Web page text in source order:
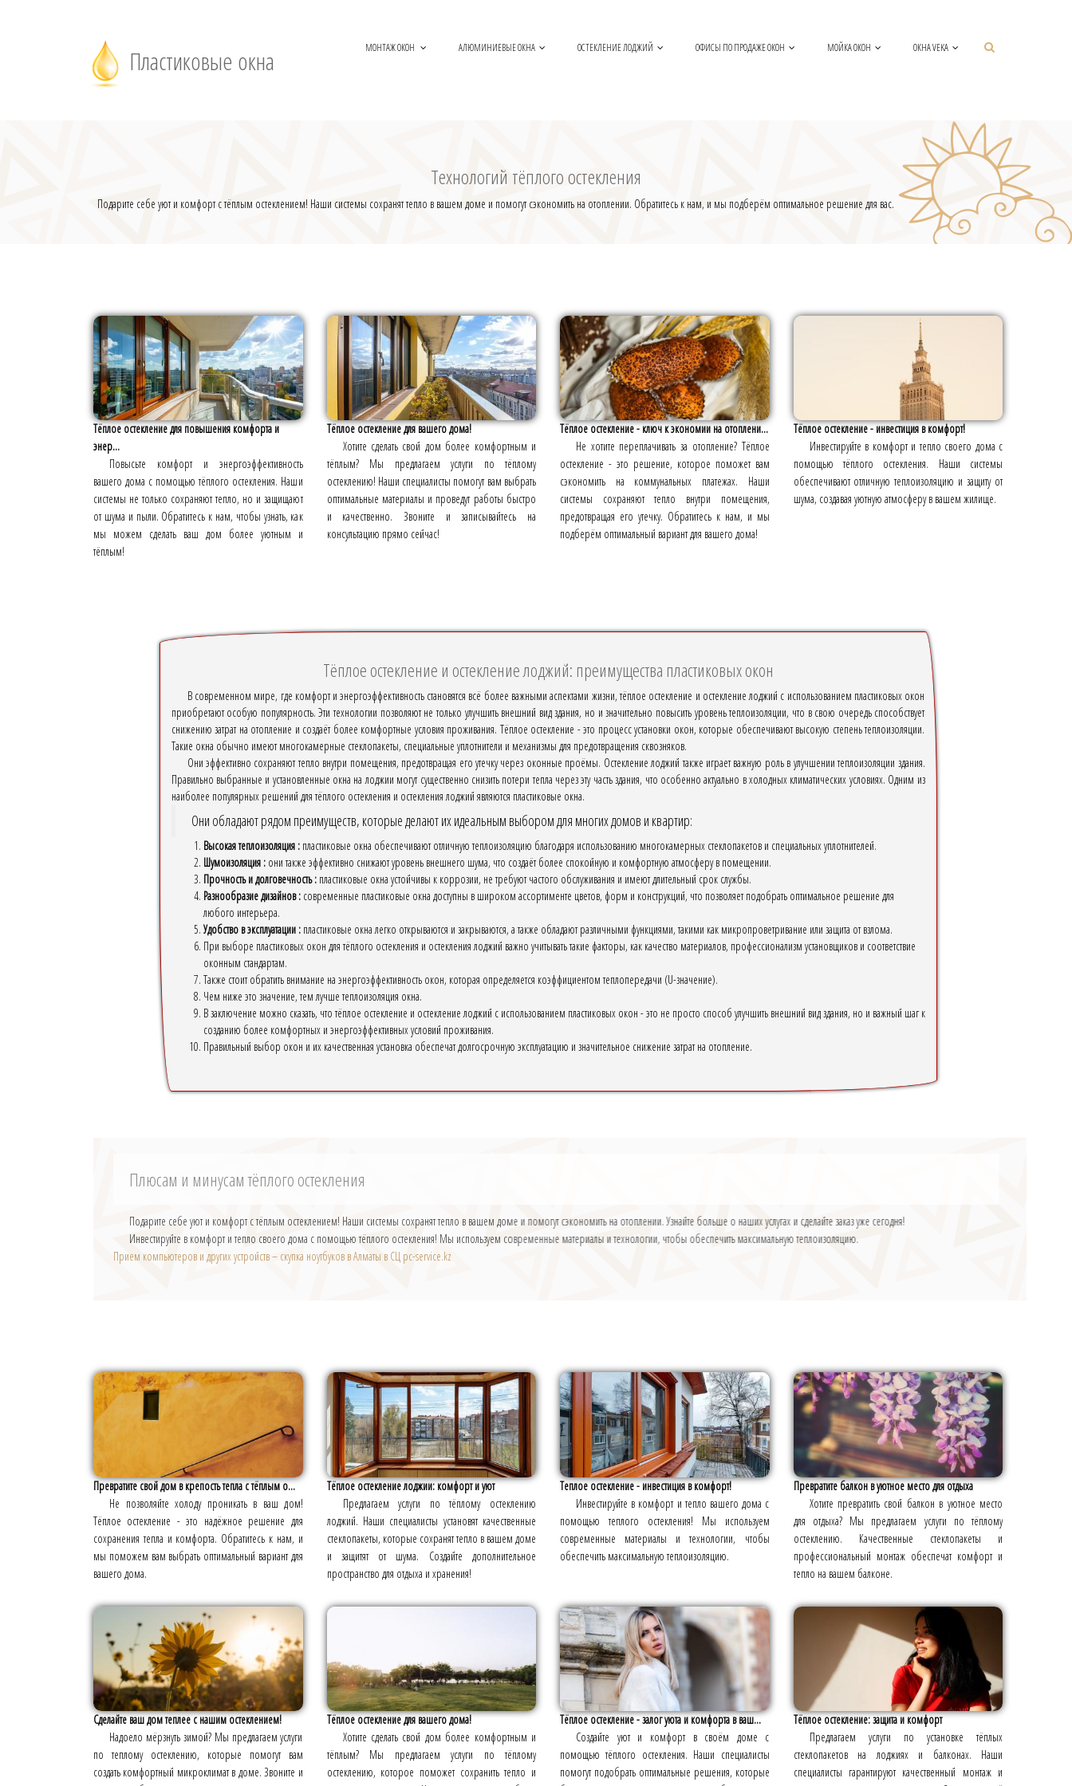
Пластиковые окна МОНТАЖ ОКОН АЛЮМИНИЕВЫЕ ОКНА ОСТЕКЛЕНИЕ ЛОДЖИЙ ОФИСЫ ПО ПРОДАЖЕ ОКОН МОЙКА ОКОН ОКНА VEKA
Технологий тёплого остекления
Подарите себе уют и комфорт с тёплым остеклением! Наши системы сохранят тепло в вашем доме и помогут сэкономить на отоплении. Обратитесь к нам, и мы подберём оптимальное решение для вас.
Тёплое остекление для повышения комфорта и
энер...
Повысьте комфорт и энергоэффективность
вашего дома с помощью тёплого остекления. Наши
системы не только сохраняют тепло, но и защищают
от шума и пыли. Обратитесь к нам, чтобы узнать, как
мы можем сделать ваш дом более уютным и
тёплым!
Тёплое остекление для вашего дома!
Хотите сделать свой дом более комфортным и
тёплым? Мы предлагаем услуги по тёплому
остеклению! Наши специалисты помогут вам выбрать
оптимальные материалы и проведут работы быстро
и качественно. Звоните и записывайтесь на
консультацию прямо сейчас!
Тёплое остекление - ключ к экономии на отоплени...
Не хотите переплачивать за отопление? Тёплое
остекление - это решение, которое поможет вам
сэкономить на коммунальных платежах. Наши
системы сохраняют тепло внутри помещения,
предотвращая его утечку. Обратитесь к нам, и мы
подберём оптимальный вариант для вашего дома!
Тёплое остекление - инвестиция в комфорт!
Инвестируйте в комфорт и тепло своего дома с
помощью тёплого остекления. Наши системы
обеспечивают отличную теплоизоляцию и защиту от
шума, создавая уютную атмосферу в вашем жилище.
Тёплое остекление и остекление лоджий: преимущества пластиковых окон
В современном мире, где комфорт и энергоэффективность становятся всё более важными аспектами жизни, тёплое остекление и остекление лоджий с использованием пластиковых окон
приобретают особую популярность. Эти технологии позволяют не только улучшить внешний вид здания, но и значительно повысить уровень теплоизоляции, что в свою очередь способствует
снижению затрат на отопление и создаёт более комфортные условия проживания. Тёплое остекление - это процесс установки окон, которые обеспечивают высокую степень теплоизоляции.
Такие окна обычно имеют многокамерные стеклопакеты, специальные уплотнители и механизмы для предотвращения сквозняков.
Они эффективно сохраняют тепло внутри помещения, предотвращая его утечку через оконные проёмы. Остекление лоджий также играет важную роль в улучшении теплоизоляции здания.
Правильно выбранные и установленные окна на лоджии могут существенно снизить потери тепла через эту часть здания, что особенно актуально в холодных климатических условиях. Одним из
наиболее популярных решений для тёплого остекления и остекления лоджий являются пластиковые окна.
Они обладают рядом преимуществ, которые делают их идеальным выбором для многих домов и квартир:
Высокая теплоизоляция :пластиковые окна обеспечивают отличную теплоизоляцию благодаря использованию многокамерных стеклопакетов и специальных уплотнителей.
Шумоизоляция :они также эффективно снижают уровень внешнего шума, что создаёт более спокойную и комфортную атмосферу в помещении.
Прочность и долговечность :пластиковые окна устойчивы к коррозии, не требуют частого обслуживания и имеют длительный срок службы.
Разнообразие дизайнов :современные пластиковые окна доступны в широком ассортименте цветов, форм и конструкций, что позволяет подобрать оптимальное решение для
любого интерьера.
Удобство в эксплуатации :пластиковые окна легко открываются и закрываются, а также обладают различными функциями, такими как микропроветривание или защита от взлома.
При выборе пластиковых окон для тёплого остекления и остекления лоджий важно учитывать такие факторы, как качество материалов, профессионализм установщиков и соответствие
оконным стандартам.
Также стоит обратить внимание на энергоэффективность окон, которая определяется коэффициентом теплопередачи (U-значение).
Чем ниже это значение, тем лучше теплоизоляция окна.
В заключение можно сказать, что тёплое остекление и остекление лоджий с использованием пластиковых окон - это не просто способ улучшить внешний вид здания, но и важный шаг к
созданию более комфортных и энергоэффективных условий проживания.
Правильный выбор окон и их качественная установка обеспечат долгосрочную эксплуатацию и значительное снижение затрат на отопление.
Плюсам и минусам тёплого остекления
Подарите себе уют и комфорт с тёплым остеклением! Наши системы сохранят тепло в вашем доме и помогут сэкономить на отоплении. Узнайте больше о наших услугах и сделайте заказ уже сегодня!
Инвестируйте в комфорт и тепло своего дома с помощью тёплого остекления! Мы используем современные материалы и технологии, чтобы обеспечить максимальную теплоизоляцию.
Прием компьютеров и других устройств – скупка ноутбуков в Алматы в СЦ pc-service.kz
Превратите свой дом в крепость тепла с тёплым о...
Не позволяйте холоду проникать в ваш дом!
Тёплое остекление - это надёжное решение для
сохранения тепла и комфорта. Обратитесь к нам, и
мы поможем вам выбрать оптимальный вариант для
вашего дома.
Тёплое остекление лоджии: комфорт и уют
Предлагаем услуги по тёплому остеклению
лоджий. Наши специалисты установят качественные
стеклопакеты, которые сохранят тепло в вашем доме
и защитят от шума. Создайте дополнительное
пространство для отдыха и хранения!
Теплое остекление - инвестиция в комфорт!
Инвестируйте в комфорт и тепло вашего дома с
помощью теплого остекления! Мы используем
современные материалы и технологии, чтобы
обеспечить максимальную теплоизоляцию.
Превратите балкон в уютное место для отдыха
Хотите превратить свой балкон в уютное место
для отдыха? Мы предлагаем услуги по тёплому
остеклению. Качественные стеклопакеты и
профессиональный монтаж обеспечат комфорт и
тепло на вашем балконе.
Сделайте ваш дом теплее с нашим остеклением!
Надоело мёрзнуть зимой? Мы предлагаем услуги
по теплому остеклению, которые помогут вам
создать комфортный микроклимат в доме. Звоните и
Тёплое остекление для вашего дома!
Хотите сделать свой дом более комфортным и
тёплым? Мы предлагаем услуги по тёплому
остеклению, которое поможет сохранить тепло и
Тёплое остекление - залог уюта и комфорта в ваш...
Создайте уют и комфорт в своём доме с
помощью тёплого остекления. Наши специалисты
помогут подобрать оптимальные решения, которые
Тёплое остекление: защита и комфорт
Предлагаем услуги по установке тёплых
стеклопакетов на лоджиях и балконах. Наши
специалисты гарантируют качественный монтаж и